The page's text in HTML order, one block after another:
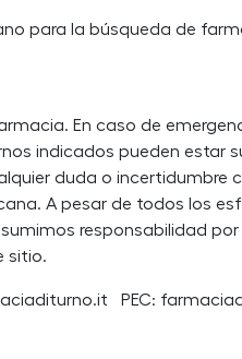
para la búsqueda de
En caso de
indicados pueden estar
duda o incertidumbre
A pesar de todos los
responsabilidad por
sitio.
PEC: